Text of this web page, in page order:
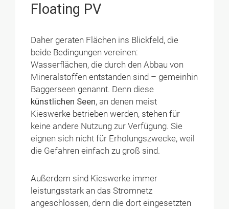
Floating PV
Daher geraten Flächen ins Blickfeld, die
beide Bedingungen vereinen:
Wasserflächen, die durch den Abbau von
Mineralstoffen entstanden sind – gemeinhin
Baggerseen genannt. Denn diese
künstlichen Seen, an denen meist
Kieswerke betrieben werden, stehen für
keine andere Nutzung zur Verfügung. Sie
eignen sich nicht für Erholungszwecke, weil
die Gefahren einfach zu groß sind.
Außerdem sind Kieswerke immer
leistungsstark an das Stromnetz
angeschlossen, denn die dort eingesetzten